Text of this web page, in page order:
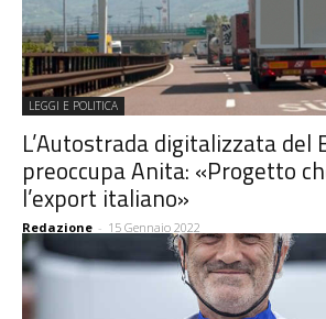
LEGGI E POLITICA
L’Autostrada digitalizzata del
preoccupa Anita: «Progetto
l’export italiano»
Redazione - 15 Gennaio 2022